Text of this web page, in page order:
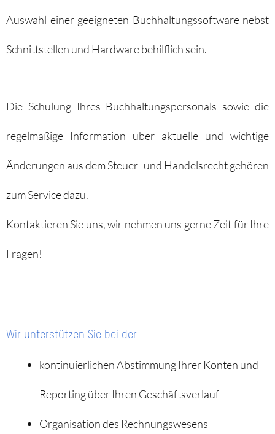
Auswahl einer geeigneten Buchhaltungssoftware nebst
Schnittstellen und Hardware behilflich sein.
Die Schulung Ihres Buchhaltungspersonals sowie die
regelmäßige Information über aktuelle und wichtige
Änderungen aus dem Steuer- und Handelsrecht gehören
zum Service dazu.
Kontaktieren Sie uns, wir nehmen uns gerne Zeit für Ihre
Fragen!
Wir unterstützen Sie bei der
kontinuierlichen Abstimmung Ihrer Konten und
Reporting über Ihren Geschäftsverlauf
Organisation des Rechnungswesens